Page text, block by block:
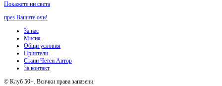
Покажете ни света
през Вашите очи!
За нас
Мисия
Общи условия
Приятели
Стани Четен Автор
За контакт
© Клуб 50+. Всички права запазени.